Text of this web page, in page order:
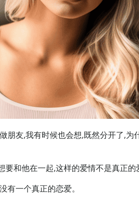
朋友,我有时候也会想,既然分开了,为
和他在一起,这样的爱情不是真正的
有一个真正的恋爱。